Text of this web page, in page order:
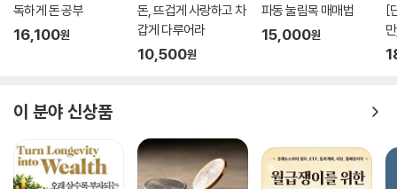
왕초보 동건 씨의 주식 팔로업 | 알면 겁날 것 없는 파생상품
01 파생상품의 기본은 선물과 옵션
02 선물거래 전 알아야 할 것_선물에 대한 기본 지식
03 옵션까지 알아야 초보탈출_옵션에 대한 기본 지식
여기서 잠깐_‘델타, 감마, 베가, 쎄타, 로’란?
독하게 돈 공부
16,100원
돈, 뜨겁게 사랑하고 차
갑게 다루어라
10,500원
파동 눌림목 매매법
15,000원
[
이 분야 신상품